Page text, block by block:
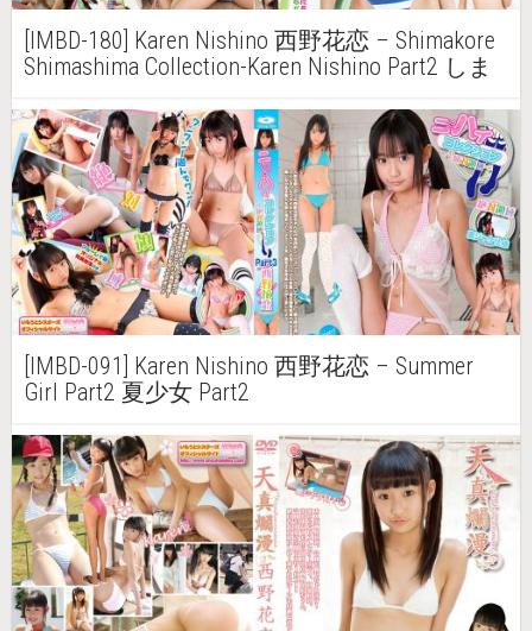
[IMBD-180] Karen Nishino 西野花恋 – Shimakore
Shimashima Collection-Karen Nishino Part2 しま
[IMBD-091] Karen Nishino 西野花恋 – Summer
Girl Part2 夏少女 Part2